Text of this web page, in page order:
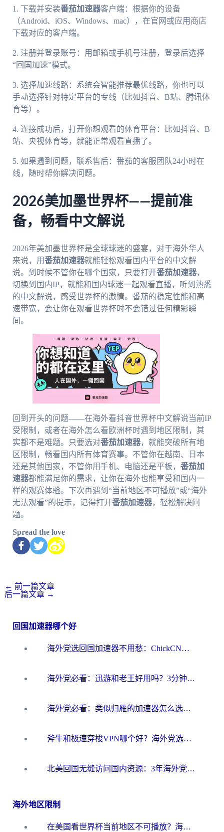
1. 下载并安装番茄加速器客户端：根据你的设备
（Android、iOS、Windows、mac），在官网或应用商店
下载对应的客户端。
2. 注册并登录账号：用邮箱或手机号注册，登录后选择
“回国加速”模式。
3. 选择加速线路：系统会智能推荐最优线路，你也可以
手动选择针对特定平台的专线（比如抖音、B站、腾讯体
育等）。
4. 连接成功后，打开你想观看的体育平台：比如抖音、B
站、央视体育等，就能正常观看直播了。
5. 如果遇到问题，联系售后：番茄的客服团队24小时在
线，随时帮你解决问题。
2026美加墨世界杯——提前准
备，畅看中文解说
2026年美加墨世界杯是全球球迷的盛宴，对于海外华人
来说，用番茄加速器就能轻松观看国内平台的中文解
说。到时候不管你在哪个国家，只要打开番茄加速器，
切换到国内IP，就能和国内球迷一起观看直播，听到熟悉
的中文解说，感受世界杯的激情。番茄的稳定性能和高
速带宽，会让你在观看世界杯时不会错过任何精彩瞬
间。
回到开头的问题——在海外看抖音世界杯中文解说当前IP
受限制，或者在海外怎么看欧洲杯时遇到地区限制，其
实都不是难题。只要选对番茄加速器，就能突破所有地
区限制，畅看国内所有体育赛事。不管你在越南、日本
还是其他国家，不管你用手机、电脑还是平板， 番茄加
速器都能满足你的需求，让你在海外也能享受和国内一
样的观赛体验。下次再遇到“当前地区不可播放”或“海外
无法观看”的提示，记得打开番茄加速器，轻松解决问
题。
Spread the love
← 前一篇文章
后一篇文章 →
回国加速器哪个好
海外党选回国加速器不用愁：ChickCN和洞见哪个好？一篇搞定所有疑问
海外党必看：迅游和老王好用吗？3分钟选对加速国内网络的加速器
海外党必看：类似归雁的加速器怎么选？一篇搞定无缝访问国内资源
斧牛和极速穿梭VPN哪个好？海外党选回国加速器必看的真实对比与避坑指南
北美回国无缝访问国内资源：3年海外党亲测的加速器选择指南
海外地区限制
在美国看世界杯当前地区不可播放？海外党体育观赛终极指南来了！